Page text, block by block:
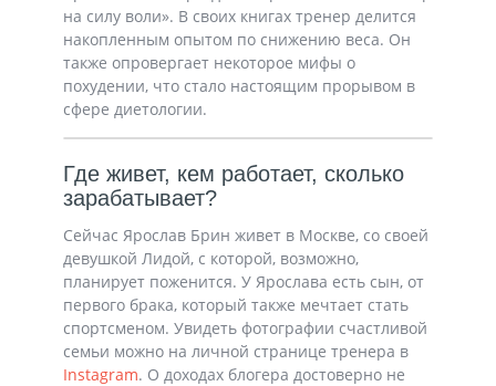
на силу воли». В своих книгах тренер делится
накопленным опытом по снижению веса. Он
также опровергает некоторое мифы о
похудении, что стало настоящим прорывом в
сфере диетологии.
Где живет, кем работает, сколько
зарабатывает?
Сейчас Ярослав Брин живет в Москве, со своей
девушкой Лидой, с которой, возможно,
планирует поженится. У Ярослава есть сын, от
первого брака, который также мечтает стать
спортсменом. Увидеть фотографии счастливой
семьи можно на личной странице тренера в
Instagram. О доходах блогера достоверно не